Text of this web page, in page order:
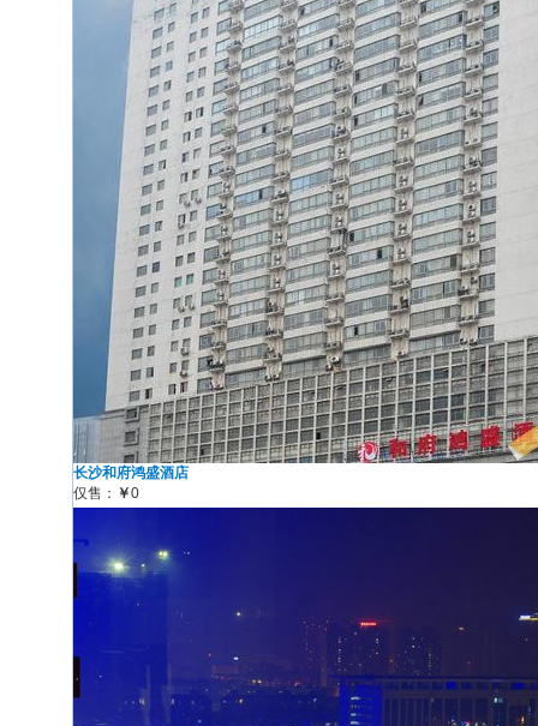
长沙和府鸿盛酒店
仅售： ￥0